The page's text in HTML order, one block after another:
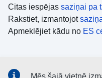
Citas iespējas saziņai pa
Rakstiet, izmantojot
Apmeklējiet kādu no ES
Mēs šajā vietnē